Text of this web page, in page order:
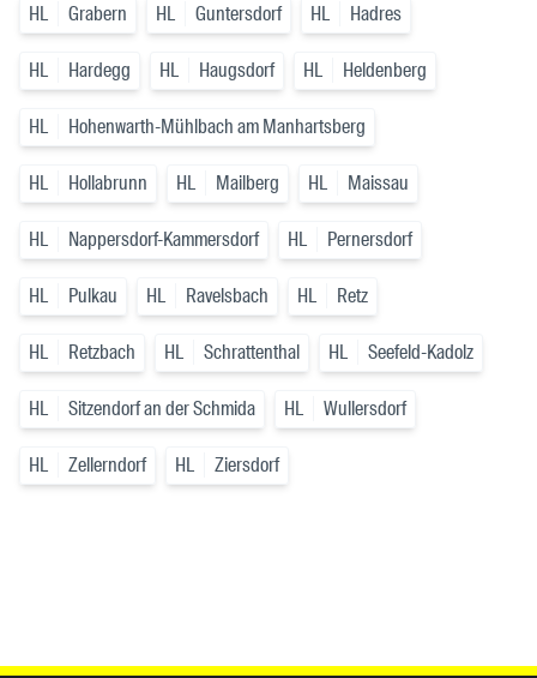
HL Grabern HL Guntersdorf HL Hadres
HL Hardegg HL Haugsdorf HL Heldenberg
HL Hohenwarth-Mühlbach am Manhartsberg
HL Hollabrunn HL Mailberg HL Maissau
HL Nappersdorf-Kammersdorf HL Pernersdorf
HL Pulkau HL Ravelsbach HL Retz
HL Retzbach HL Schrattenthal HL Seefeld-Kadolz
HL Sitzendorf an der Schmida HL Wullersdorf
HL Zellerndorf HL Ziersdorf